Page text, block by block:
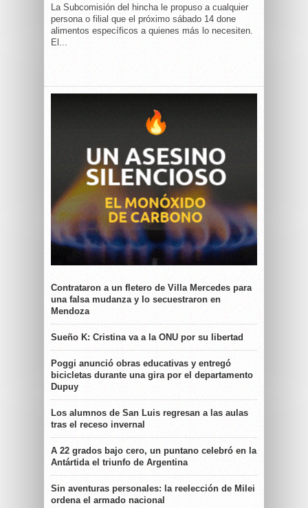
La Subcomisión del hincha le propuso a cualquier
persona o filial que el próximo sábado 14 done
alimentos específicos a quienes más lo necesiten.
El...
Contrataron a un fletero de Villa Mercedes para
una falsa mudanza y lo secuestraron en
Mendoza
Sueño K: Cristina va a la ONU por su libertad
Poggi anunció obras educativas y entregó
bicicletas durante una gira por el departamento
Dupuy
Los alumnos de San Luis regresan a las aulas
tras el receso invernal
A 22 grados bajo cero, un puntano celebró en la
Antártida el triunfo de Argentina
Sin aventuras personales: la reelección de Milei
ordena el armado nacional